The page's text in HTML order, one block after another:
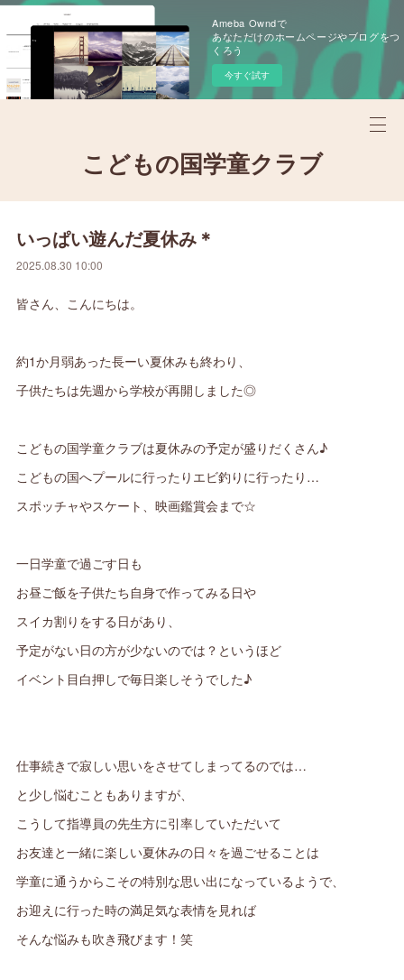
Ameba Owndで
あなただけのホームページやブログをつ
くろう
今すぐ試す
こどもの国学童クラブ
いっぱい遊んだ夏休み＊
2025.08.30 10:00
皆さん、こんにちは。
約1か月弱あった長ーい夏休みも終わり、
子供たちは先週から学校が再開しました◎
こどもの国学童クラブは夏休みの予定が盛りだくさん♪
こどもの国へプールに行ったりエビ釣りに行ったり…
スポッチャやスケート、映画鑑賞会まで☆
一日学童で過ごす日も
お昼ご飯を子供たち自身で作ってみる日や
スイカ割りをする日があり、
予定がない日の方が少ないのでは？というほど
イベント目白押しで毎日楽しそうでした♪
仕事続きで寂しい思いをさせてしまってるのでは…
と少し悩むこともありますが、
こうして指導員の先生方に引率していただいて
お友達と一緒に楽しい夏休みの日々を過ごせることは
学童に通うからこその特別な思い出になっているようで、
お迎えに行った時の満足気な表情を見れば
そんな悩みも吹き飛びます！笑